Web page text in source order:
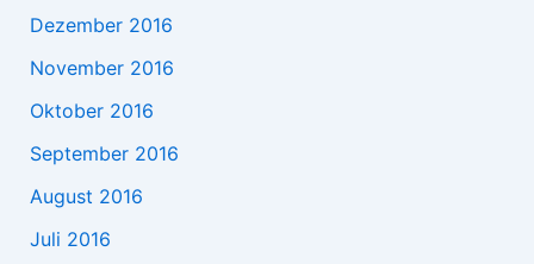
Dezember 2016
November 2016
Oktober 2016
September 2016
August 2016
Juli 2016